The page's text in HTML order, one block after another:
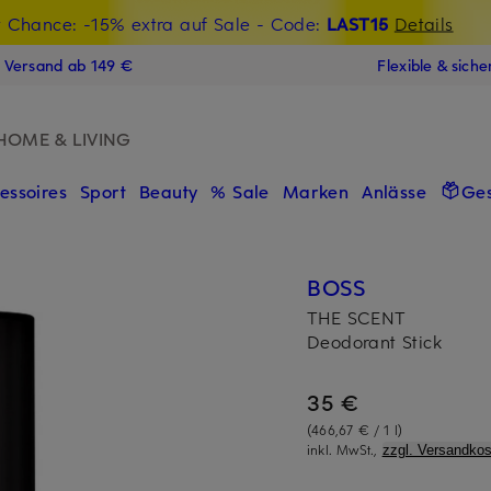
Chance: -15% extra auf Sale - Code: LAST15 Details
Willkommensgutschein mit Beyond sichern
ab 149 € Flexible &
& LIVING
Sport Beauty % Sale Marken Anlässe
BOSS
THE SCENT
Deodorant Stick
35 €
(466,67 € / 1 l)
inkl. MwSt., zzgl.